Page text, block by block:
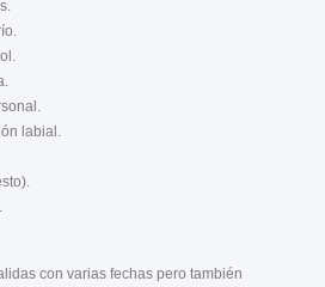
labial.
con varias fechas pero también